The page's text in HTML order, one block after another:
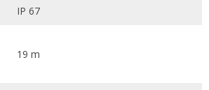
IP 67
19 m